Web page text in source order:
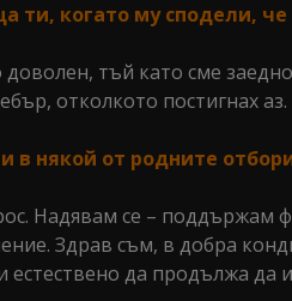
ти, когато му сподели,
тъй като сме
отколкото постигнах аз.
някой от родните
Надявам се – поддържам
Здрав съм, в добра
естествено да продължа да